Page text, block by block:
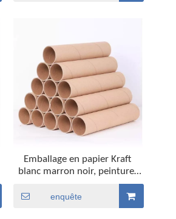
Emballage en papier Kraft
blanc marron noir, peinture,
affiche de carte, cylindre en
carton marron, Tubes de
papier d'expédition,
enquête